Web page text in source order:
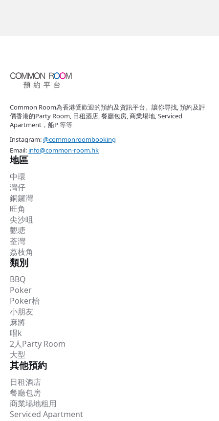
Common Room為香港受歡迎的預約及資訊平台。讓你尋找, 預約及評
價香港的Party Room, 日租酒店, 餐廳包房, 商業場地, Serviced
Apartment，船P 等等
Instagram:@commonroombooking
Email: info@common-room.hk
地區
中環
灣仔
銅鑼灣
旺角
尖沙咀
觀塘
荃灣
荔枝角
類別
BBQ
Poker
Poker枱
小朋友
麻將
唱k
2人Party Room
大型
其他預約
日租酒店
餐廳包房
商業場地租用
Serviced Apartment